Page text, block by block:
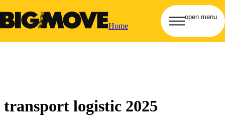
Home
open menu
transport logistic 2025